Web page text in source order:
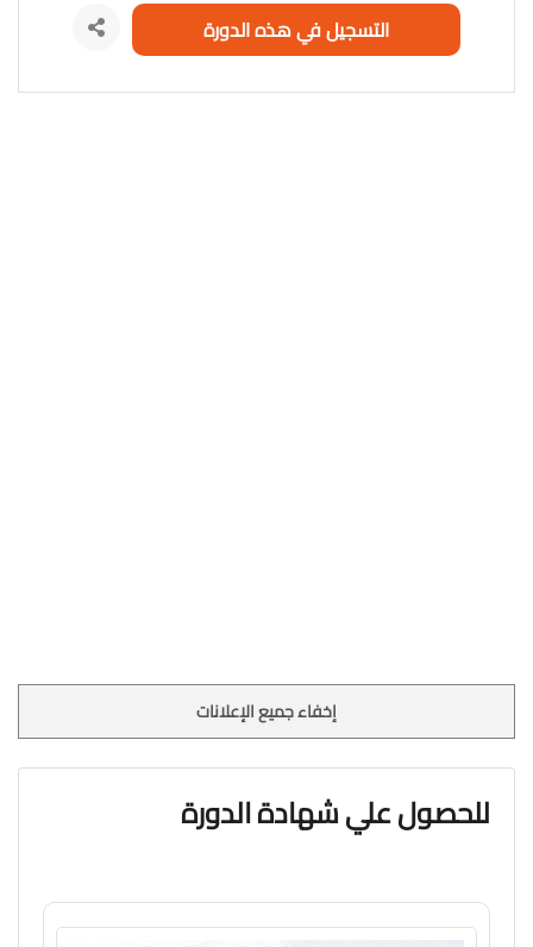
التسجيل في هذه الدورة
إخفاء جميع الإعلانات
للحصول علي شهادة الدورة